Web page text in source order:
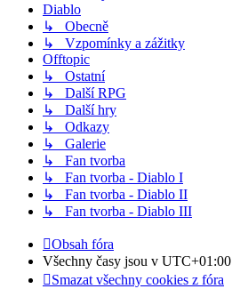
Diablo
↳ Obecně
↳ Vzpomínky a zážitky
Offtopic
↳ Ostatní
↳ Další RPG
↳ Další hry
↳ Odkazy
↳ Galerie
↳ Fan tvorba
↳ Fan tvorba - Diablo I
↳ Fan tvorba - Diablo II
↳ Fan tvorba - Diablo III
Obsah fóra
Všechny časy jsou v UTC+01:00
Smazat všechny cookies z fóra